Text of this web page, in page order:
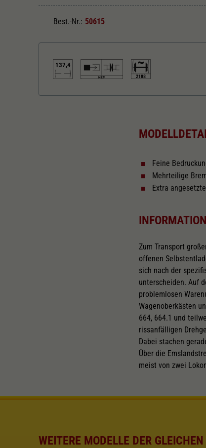
Best.-Nr.: 50615
137,4
2188
Feine
Mehrteilige
Extra
Zum Transport
offenen
sich nach der
unterscheiden. Auf
problemlosen
Wagenoberkästen
664, 664.1 und
rissanfälligen
Dabei stachen
Über die
meist von zwei
WEITERE MODELLE DER